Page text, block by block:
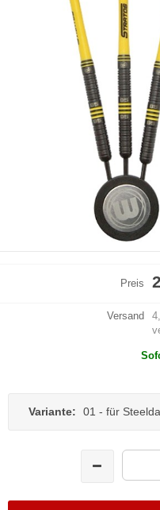
Preis
Versand
Variante: 01 - für